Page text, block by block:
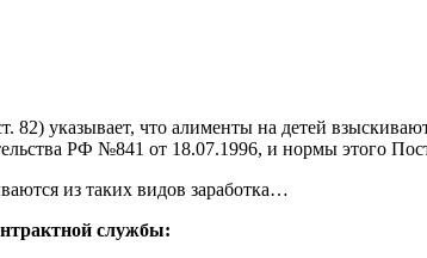
82) указывает, что алименты на детей
РФ №841 от 18.07.1996, и нормы этого
из таких видов заработка…
службы: